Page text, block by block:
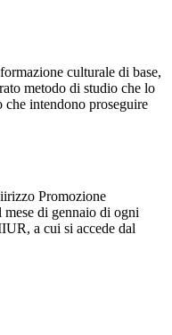
culturale di base,
metodo di studio che lo
che intendono proseguire
Promozione
di gennaio di ogni
a cui si accede dal